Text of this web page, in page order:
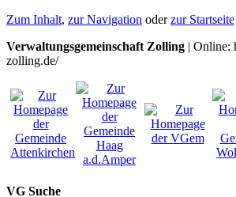
Zum Inhalt, zur Navigation oderzur Startseite
Verwaltungsgemeinschaft Zolling | Online:
zolling.de/
VG Suche